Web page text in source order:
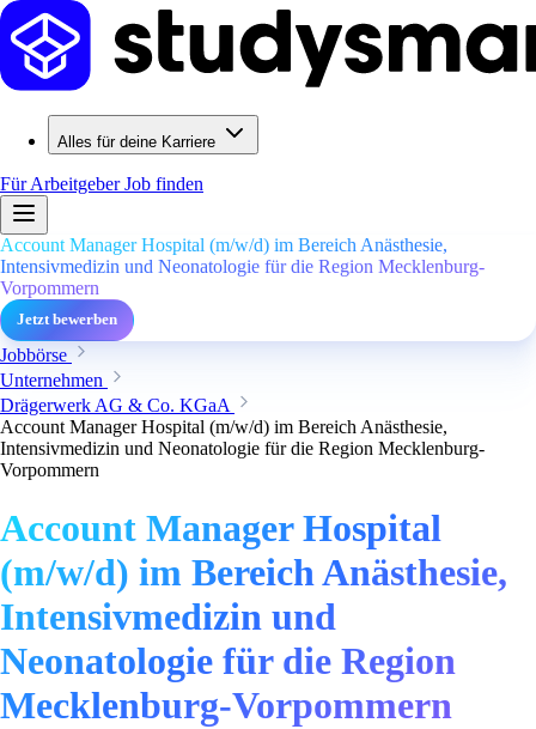
Alles für deine Karriere
Für ArbeitgeberJob finden
Account Manager Hospital (m/w/d) im Bereich Anästhesie,
Intensivmedizin und Neonatologie für die Region Mecklenburg-
Vorpommern
Jetzt bewerben
Jobbörse
Unternehmen
Drägerwerk AG & Co. KGaA
Account Manager Hospital (m/w/d) im Bereich Anästhesie,
Intensivmedizin und Neonatologie für die Region Mecklenburg-
Vorpommern
Account Manager Hospital
(m/w/d) im Bereich Anästhesie,
Intensivmedizin und
Neonatologie für die Region
Mecklenburg-Vorpommern